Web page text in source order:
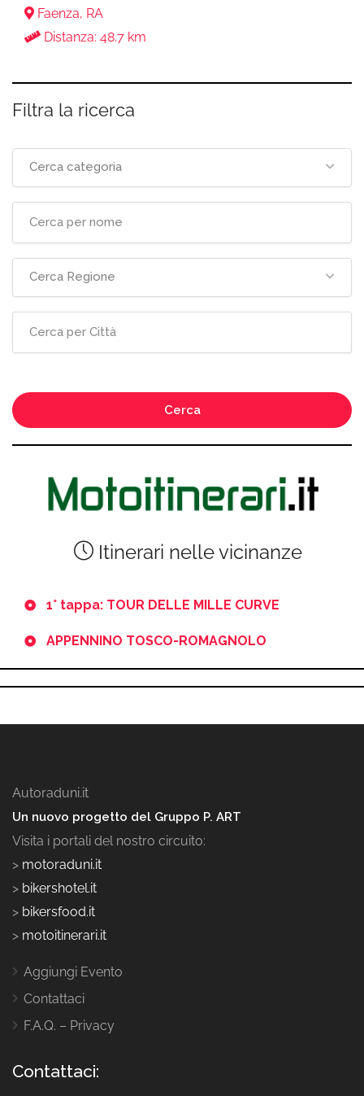
Faenza, RA
Distanza: 48.7 km
Filtra la ricerca
Cerca categoria
Cerca Regione
Cerca
Itinerari nelle vicinanze
1° tappa: TOUR DELLE MILLE CURVE
APPENNINO TOSCO-ROMAGNOLO
Autoraduni.it
Un nuovo progetto del Gruppo P. ART
Visita i portali del nostro circuito:
> motoraduni.it
> bikershotel.it
> bikersfood.it
> motoitinerari.it
Aggiungi Evento
Contattaci
F.A.Q. – Privacy
Contattaci: